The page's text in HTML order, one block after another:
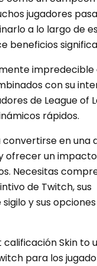
jugadores
a lo largo de
beneficios
impredecible
con su
de League of
rápidos.
en una
ofrecer un
Necesitas
de Twitch, sus
y sus
Skin to
para los